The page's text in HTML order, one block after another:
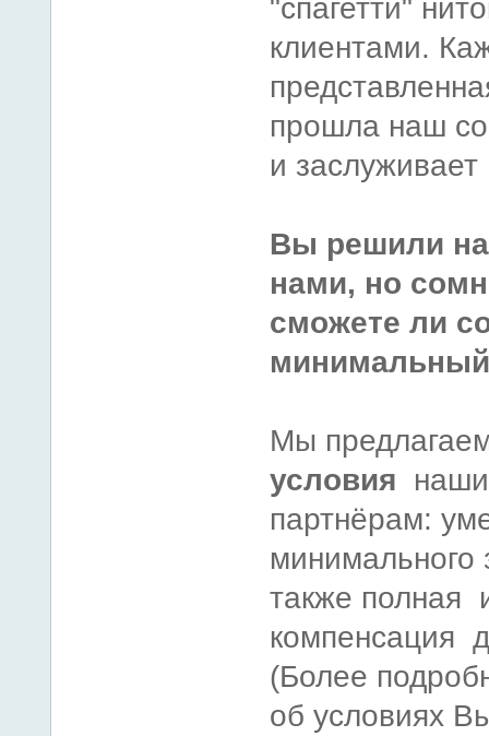
"спагетти"
клиентами.
прошла наш
и
Вы решили
нами, но
сможете ли
минимальный
Мы
условия
партнёрам:
минимального
также полная
компенсация
(Более
об условиях